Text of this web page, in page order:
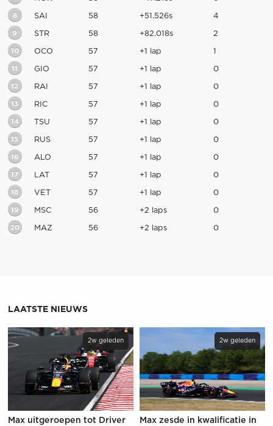
8 SAI 58 +51.526s 4
9 STR 58 +82.018s 2
10 OCO 57 +1 lap 1
11 GIO 57 +1 lap 0
12 RAI 57 +1 lap 0
13 RIC 57 +1 lap 0
14 TSU 57 +1 lap 0
15 RUS 57 +1 lap 0
16 ALO 57 +1 lap 0
17 LAT 57 +1 lap 0
18 VET 57 +1 lap 0
19 MSC 56 +2 laps 0
20 MAZ 56 +2 laps 0
LAATSTE NIEUWS
2w geleden
Max uitgeroepen tot Driver
2w geleden
Max zesde in kwalificatie in